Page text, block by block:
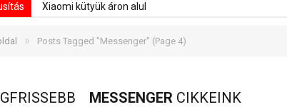
Xiaomi kütyük áron alul
» Posts Tagged "Messenger" (Page 4)
MESSENGER CIKKEINK